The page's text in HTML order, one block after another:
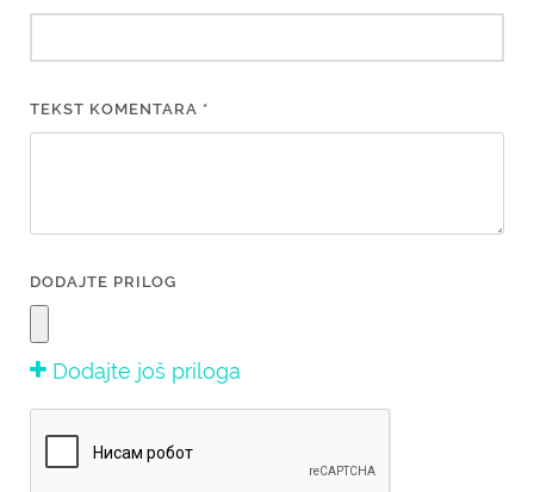
TEKST KOMENTARA *
DODAJTE PRILOG
Dodajte još priloga